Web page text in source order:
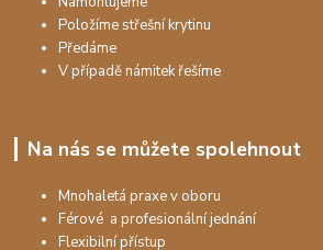
Položíme střešní krytinu
Předáme
V případě námitek řešíme
Na nás se můžete spolehnout
Mnohaletá praxe v oboru
Férové a profesionální jednání
Flexibilní přístup